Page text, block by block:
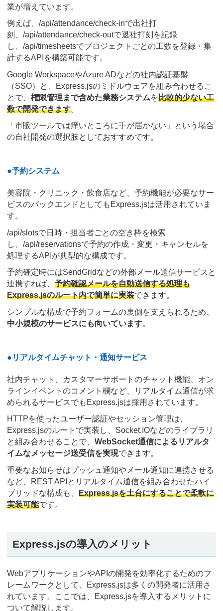
業が増えています。
例えば、/api/attendance/check-inで出社打
刻、/api/attendance/check-outで退社打刻を記録
し、/api/timesheetsでプロジェクトごとの工数を登録・集
計するAPIを構築可能です。
Google WorkspaceやAzure ADなどの社内認証基盤
（SSO）と、Express.jsのミドルウェアを組み合わせるこ
とで、 権限管理まで含めた業務システムを比較的少ない工
数で開発できます。
「市販ツールでは痒いところに手が届かない」という場合
の自社開発の選択肢としておすすめです。
●予約システム
美容院・クリニック・飲食店など、予約機能が必要なサー
ビスのバックエンドとしてもExpress.jsは活用されていま
す。
/api/slotsで日時・担当者ごとの空き枠を検索
し、/api/reservationsで予約の作成・変更・キャンセルを
処理するAPIが典型的な構成です。
予約確定時にはSendGridなどの外部メール送信サービスと
連携すれば、 予約確認メールを自動送信する処理も
Express.jsのルート内で簡単に実装できます。
シンプルな構成で予約フォームの裏側を支えられるため、
中小規模のサービスにも向いています。
●リアルタイムチャット・通知サービス
社内チャット、カスタマーサポートのチャット機能、オン
ラインイベントのコメント欄など、リアルタイム通信が求
められるサービスでもExpress.jsは採用されています。
HTTPを使ったユーザー認証やセッション管理は、
Express.jsのルートで実装し、Socket.IOなどのライブラリ
と組み合わせることで、 WebSocket通信によるリアルタ
イムなメッセージ送受信を実現できます。
重要なお知らせはプッシュ通知やメール通知に連携させる
など、REST APIとリアルタイム通信を組み合わせたハイ
ブリッドな構成も、 Express.jsを土台にすることで柔軟に
実装可能です。
Express.jsの導入のメリット
WebアプリケーションやAPIの開発を効率化するためのフ
レームワークとして、Express.jsは多くの開発者に活用さ
れています。ここでは、Express.jsを導入するメリットに
ついて解説します。